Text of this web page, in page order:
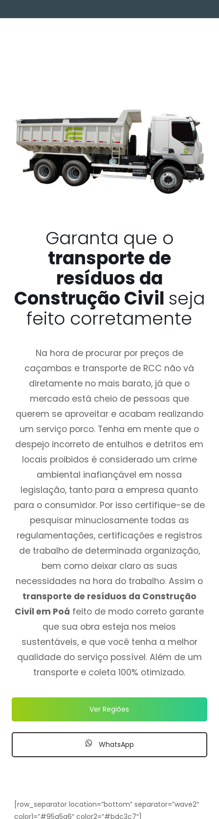
Garanta que o
transporte de
resíduos da
Construção Civil seja
feito corretamente
Na hora de procurar por preços de
caçambas e transporte de RCC não vá
diretamente no mais barato, já que o
mercado está cheio de pessoas que
querem se aproveitar e acabam realizando
um serviço porco. Tenha em mente que o
despejo incorreto de entulhos e detritos em
locais proibidos é considerado um crime
ambiental inafiançável em nossa
legislação, tanto para a empresa quanto
para o consumidor. Por isso certifique-se de
pesquisar minuciosamente todas as
regulamentações, certificações e registros
de trabalho de determinada organização,
bem como deixar claro as suas
necessidades na hora do trabalho. Assim o
transporte de resíduos da Construção
Civil em Poá feito de modo correto garante
que sua obra esteja nos meios
sustentáveis, e que você tenha a melhor
qualidade do serviço possível. Além de um
transporte e coleta 100% otimizado.
Ver Regiões
WhatsApp
[row_separator location=”bottom” separator=”wave2″
color1=”#95a5a6″ color2=”#bdc3c7″]